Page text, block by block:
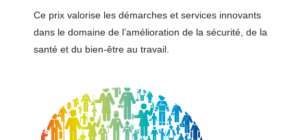
Ce prix valorise les démarches et services innovants
dans le domaine de l’amélioration de la sécurité, de la
santé et du bien-être au travail.